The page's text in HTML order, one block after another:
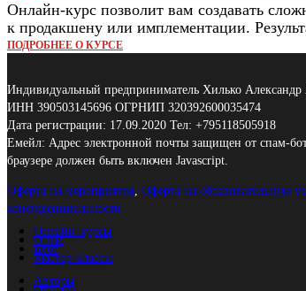
Онлайн-курс позволит вам создавать
к продакшену или имплементации.
ПОДРОБНЕЕ О КУРСЕ
Индивидуальный предприниматель Хилько Александр
ИНН 390503145696 ОГРНИП 320392600035474
Дата регистрации: 17.09.2020 Тел: +795118505918
Емейл: Адрес электронной почты защищен от спам-
браузере должен быть включен Javascript.
Оферта на мероприятия, Оферта на образовательную
конфиденциальности
Онлайн-курсы
О нас
Блог
Мастер-классы
Авторы